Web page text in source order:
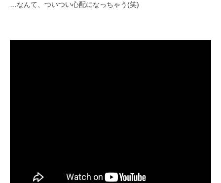
…なんて、ついつい心配になっちゃう(笑)